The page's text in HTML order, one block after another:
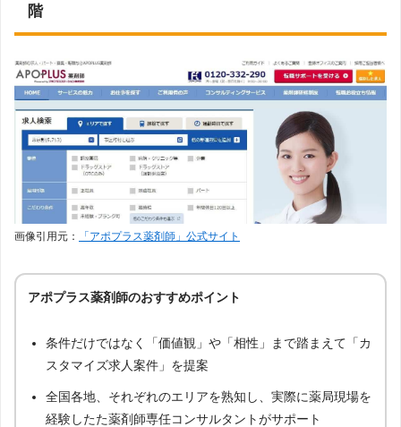
階
画像引用元： 「アポプラス薬剤師」公式サイト
アポプラス薬剤師のおすすめポイント
条件だけではなく「価値観」や「相性」まで踏まえて「カ
スタマイズ求人案件」を提案
全国各地、それぞれのエリアを熟知し、実際に薬局現場を
経験したた薬剤師専任コンサルタントがサポート